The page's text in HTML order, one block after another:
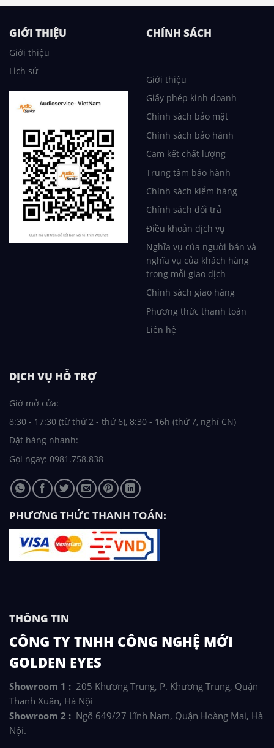
GIỚI THIỆU
Giới thiệu
Lich sử
CHÍNH SÁCH
Giới thiệu
Giấy phép kinh doanh
Chính sách bảo mật
Chính sách bảo hành
Cam kết chất lượng
Trung tâm bảo hành
Chính sách kiểm hàng
Chính sách đổi trả
Điều khoản dịch vụ
Nghĩa vụ của người bán và
nghĩa vụ của khách hàng
trong mỗi giao dịch
Chính sách giao hàng
Phương thức thanh toán
Liên hệ
DỊCH VỤ HỖ TRỢ
Giờ mở cửa:
8:30 - 17:30 (từ thứ 2 - thứ 6), 8:30 - 16h (thứ 7, nghỉ CN)
Đặt hàng nhanh:
Gọi ngay: 0981.758.838
PHƯƠNG THỨC THANH TOÁN:
THÔNG TIN
CÔNG TY TNHH CÔNG NGHỆ MỚI
GOLDEN EYES
Showroom 1 : 205 Khương Trung, P. Khương Trung, Quận
Thanh Xuân, Hà Nội
Showroom 2 : Ngõ 649/27 Lĩnh Nam, Quận Hoàng Mai, Hà
Nội.